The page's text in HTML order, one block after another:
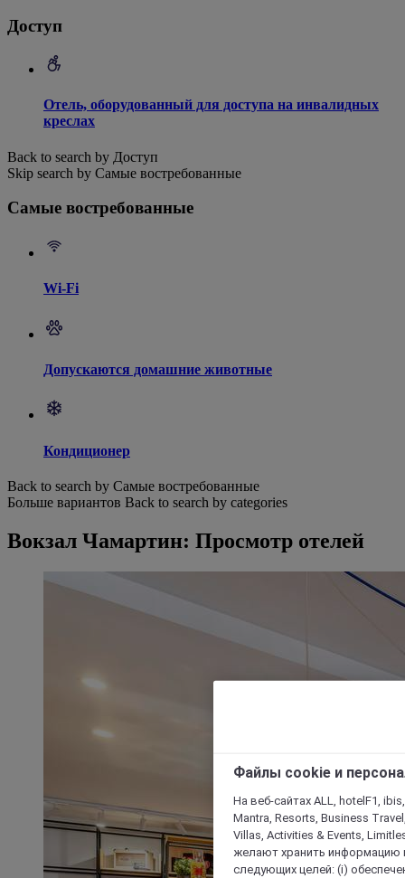
Доступ
Отель, оборудованный для доступа на инвалидных
креслах
Back to search by Доступ
Skip search by Самые востребованные
Самые востребованные
Wi-Fi
Допускаются домашние животные
Кондиционер
Back to search by Самые востребованные
Больше вариантов Back to search by categories
Вокзал Чамартин: Просмотр отелей
Файлы cookie и
На веб-сайтах ALL, hotelF1,
Mantra, Resorts, Business
Villas, Activities & Events,
желают хранить информацию
следующих целей: (i)